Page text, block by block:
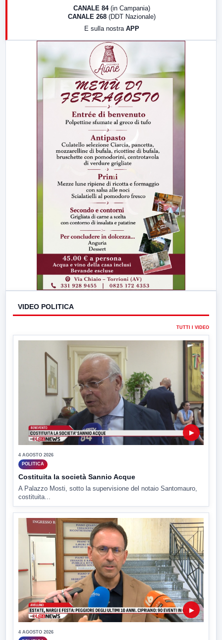
CANALE 84 (in Campania)
CANALE 268 (DDT Nazionale)
E sulla nostra APP
VIDEO POLITICA
TUTTI I VIDEO
▶
4 AGOSTO 2026
POLITICA
Costituita la società Sannio Acque
A Palazzo Mosti, sotto la supervisione del notaio Santomauro,
costituita...
▶
4 AGOSTO 2026